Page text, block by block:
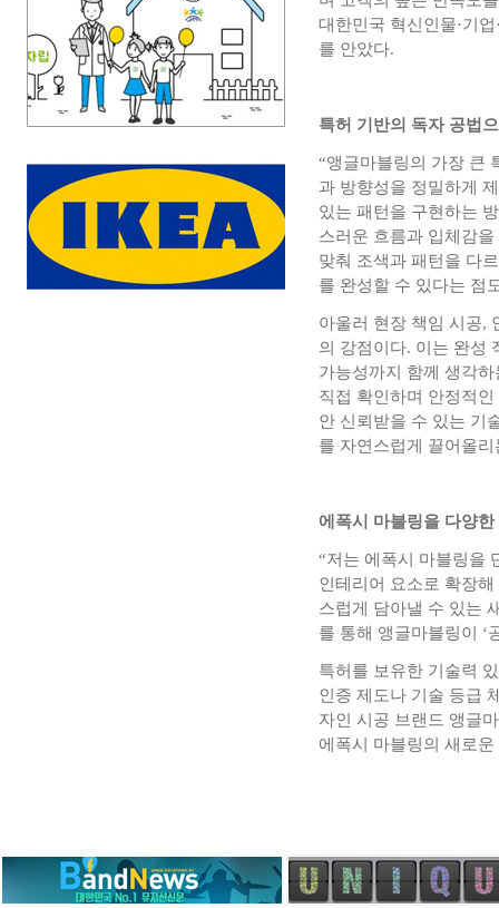
대한민국 혁신인물·기
를 안았다.
특허 기반의 독자 공법
“앵글마블링의 가장 큰
과 방향성을 정밀하게
있는 패턴을 구현하는
스러운 흐름과 입체감
맞춰 조색과 패턴을 다
를 완성할 수 있다는 점
아울러 현장 책임 시공,
의 강점이다. 이는 완성
가능성까지 함께 생각
직접 확인하며 안정적
안 신뢰받을 수 있는 기
를 자연스럽게 끌어올
에폭시 마블링을 다양
“저는 에폭시 마블링을
인테리어 요소로 확장
스럽게 담아낼 수 있는
를 통해 앵글마블링이 ‘
특허를 보유한 기술력
인증 제도나 기술 등급
자인 시공 브랜드 앵글
에폭시 마블링의 새로